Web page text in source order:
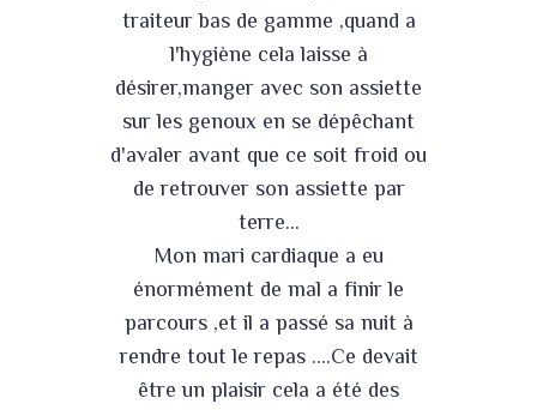
traiteur bas de gamme ,quand a
l'hygiène cela laisse à
désirer,manger avec son assiette
sur les genoux en se dépêchant
d'avaler avant que ce soit froid ou
de retrouver son assiette par
terre...
Mon mari cardiaque a eu
énormément de mal a finir le
parcours ,et il a passé sa nuit à
rendre tout le repas ....Ce devait
être un plaisir cela a été des